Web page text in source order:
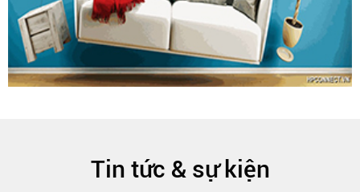
Tin tức & sự kiện